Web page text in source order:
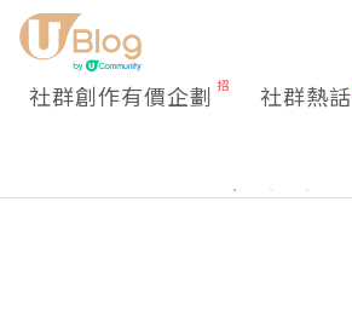
社群創作有價企劃 社群熱話